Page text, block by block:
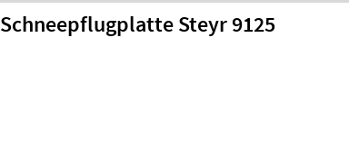
Schneepflugplatte Steyr 9125